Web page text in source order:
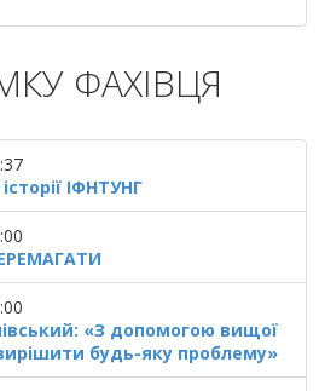
ФАХІВЦЯ
ІФНТУНГ
«З допомогою вищої
будь-яку проблему»